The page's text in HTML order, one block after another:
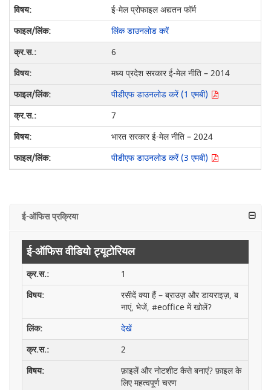
ई-मेल प्रोफाइल अद्यतन फॉर्म
लिंक डाउनलोड करें
6
मध्य प्रदेश सरकार ई-मेल नीति – 2014
पीडीएफ डाउनलोड करें (1 एमबी)
7
भारत सरकार ई-मेल नीति – 2024
पीडीएफ डाउनलोड करें (3 एमबी)
ई-ऑफिस प्रक्रिया
ई-ऑफिस वीडियो ट्यूटोरियल
1
रसीदें क्या हैं – ब्राउज़ और डायराइज़, ब
नाएं, भेजें, #eoffice में खोलें?
देखें
2
फ़ाइलें और नोटशीट कैसे बनाएं? फ़ाइल के
लिए महत्वपूर्ण चरण